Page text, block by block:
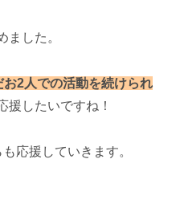
ました。
2人での活動を続けられ
援したいですね！
応援していきます。